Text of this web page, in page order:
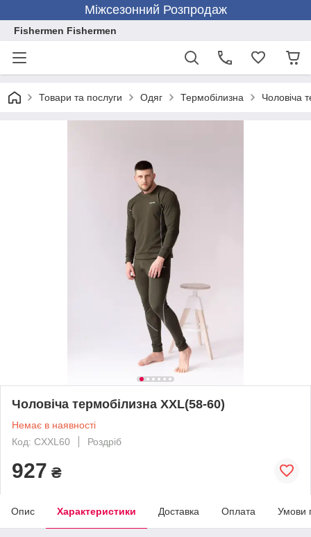
Міжсезонний Розпродаж
Fishermen Fishermen
Товари та послуги Одяг Термобілизна Чоловіча
Чоловіча термобілизна XXL(58-60)
Немає в наявності
Код: CXXL60
Роздріб
927 ₴
Опис Характеристики Доставка Оплата Умови